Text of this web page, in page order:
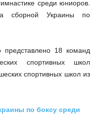
среди юниоров.
сборной Украины по
представлено 18 команд
спортивных школ
спортивных школ из
по боксу среди